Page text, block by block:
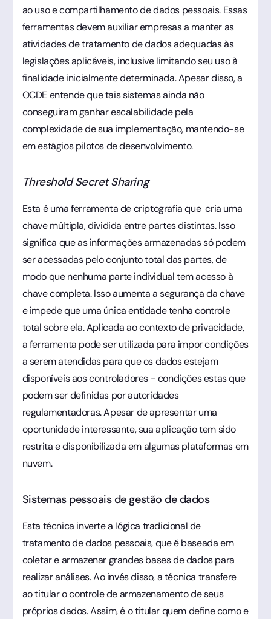
ao uso e compartilhamento de dados pessoais. Essas
ferramentas devem auxiliar empresas a manter as
atividades de tratamento de dados adequadas às
legislações aplicáveis, inclusive limitando seu uso à
finalidade inicialmente determinada. Apesar disso, a
OCDE entende que tais sistemas ainda não
conseguiram ganhar escalabilidade pela
complexidade de sua implementação, mantendo-se
em estágios pilotos de desenvolvimento.
Threshold Secret Sharing
Esta é uma ferramenta de criptografia que cria uma
chave múltipla, dividida entre partes distintas. Isso
significa que as informações armazenadas só podem
ser acessadas pelo conjunto total das partes, de
modo que nenhuma parte individual tem acesso à
chave completa. Isso aumenta a segurança da chave
e impede que uma única entidade tenha controle
total sobre ela. Aplicada ao contexto de privacidade,
a ferramenta pode ser utilizada para impor condições
a serem atendidas para que os dados estejam
disponíveis aos controladores - condições estas que
podem ser definidas por autoridades
regulamentadoras. Apesar de apresentar uma
oportunidade interessante, sua aplicação tem sido
restrita e disponibilizada em algumas plataformas em
nuvem.
Sistemas pessoais de gestão de dados
Esta técnica inverte a lógica tradicional de
tratamento de dados pessoais, que é baseada em
coletar e armazenar grandes bases de dados para
realizar análises. Ao invés disso, a técnica transfere
ao titular o controle de armazenamento de seus
próprios dados. Assim, é o titular quem define como e